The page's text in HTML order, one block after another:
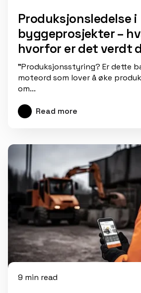
Produksjonsledelse i
byggeprosjekter –
hvorfor er det verdt
"Produksjonsstyring? Er dette
moteord som lover å øke
om...
Read more
9 min read